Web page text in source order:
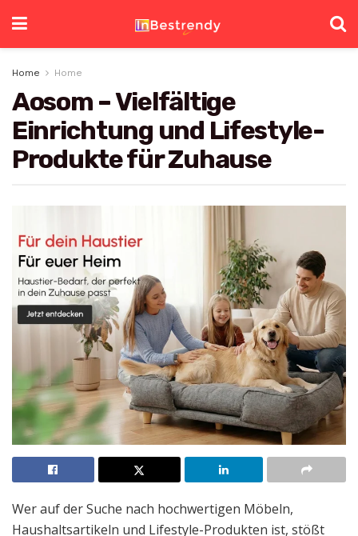
Home Home
Aosom – Vielfältige
Einrichtung und Lifestyle-
Produkte für Zuhause
Wer auf der Suche nach hochwertigen Möbeln,
Haushaltsartikeln und Lifestyle-Produkten ist, stößt